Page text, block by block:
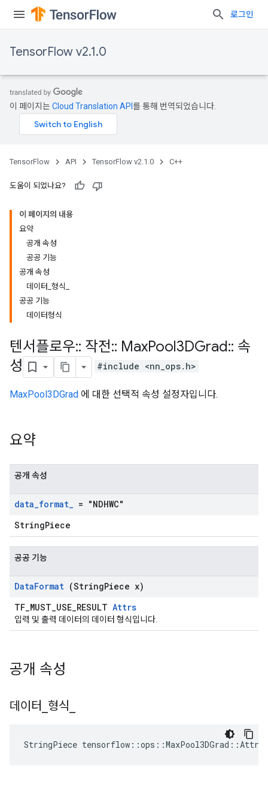
로그인
TensorFlow v2.1.0
이 페이지는Cloud Translation API 를 통해 번역되었습니다.
TensorFlow API TensorFlow v2.1.0 C++
도움이 되었나요?
이 페이지의 내용
요약
공개 속성
공공 기능
공개 속성
데이터_형식_
공공 기능
데이터형식
텐서플로우:: 작전:: MaxPool3DGrad:: 속
성
#include <nn_ops.h>
MaxPool3DGrad 에 대한 선택적 속성 설정자입니다.
요약
공개 속성
data_format_ = "NDHWC"
StringPiece
공공 기능
DataFormat (StringPiece x)
TF_MUST_USE_RESULT Attrs
입력 및 출력 데이터의 데이터 형식입니다.
공개 속성
데이터 형식
StringPiece